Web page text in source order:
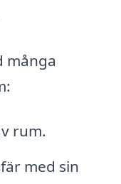
många
rum.
med sin